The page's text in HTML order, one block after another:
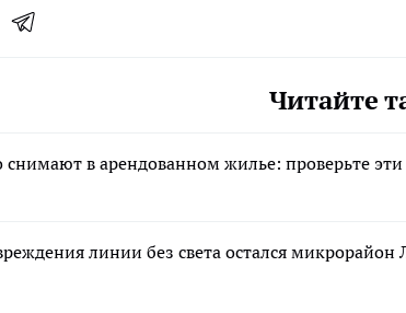
Читайте
снимают в арендованном жилье: проверьте
линии без света остался